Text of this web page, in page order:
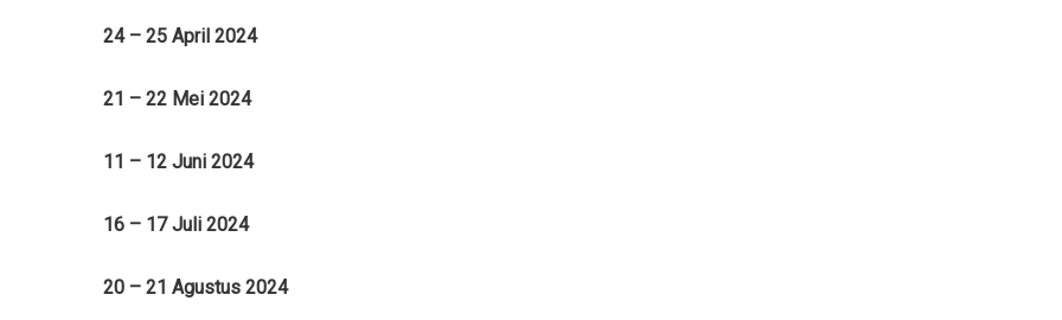
24 – 25 April 2024
21 – 22 Mei 2024
11 – 12 Juni 2024
16 – 17 Juli 2024
20 – 21 Agustus 2024